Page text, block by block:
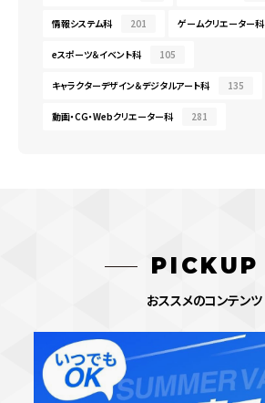
情報システム科 201 ゲームクリエーター科
eスポーツ＆イベント科 105
キャラクターデザイン＆デジタルアート科 135
動画・CG・Webクリエーター科 281
PICKUP
おススメのコンテンツ